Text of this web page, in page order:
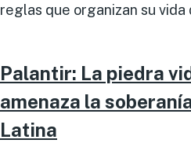
reglas que organizan su vida
Palantir: La piedra
amenaza la
Latina